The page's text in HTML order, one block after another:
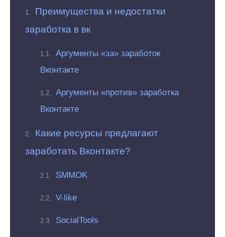
Преимущества и недостатки
заработка в вк
Аргументы «за» заработок
Вконтакте
Аргументы «против» заработка
Вконтакте
Какие ресурсы предлагают
заработать Вконтакте?
SMMOK
V-like
SocialTools